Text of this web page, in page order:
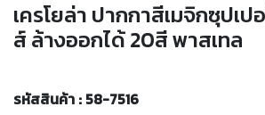
เครโยล่า ปากกาสีเมจิกซุปเป
ส์ ล้างออกได้ 20สี พาสเทล
รหัสสินค้า : 58-7516